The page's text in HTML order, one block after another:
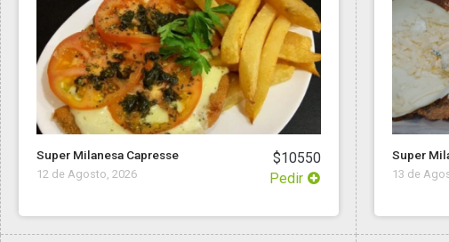
Super Milanesa Capresse $10550
12 de Agosto, 2026 Pedir
Super
13 de